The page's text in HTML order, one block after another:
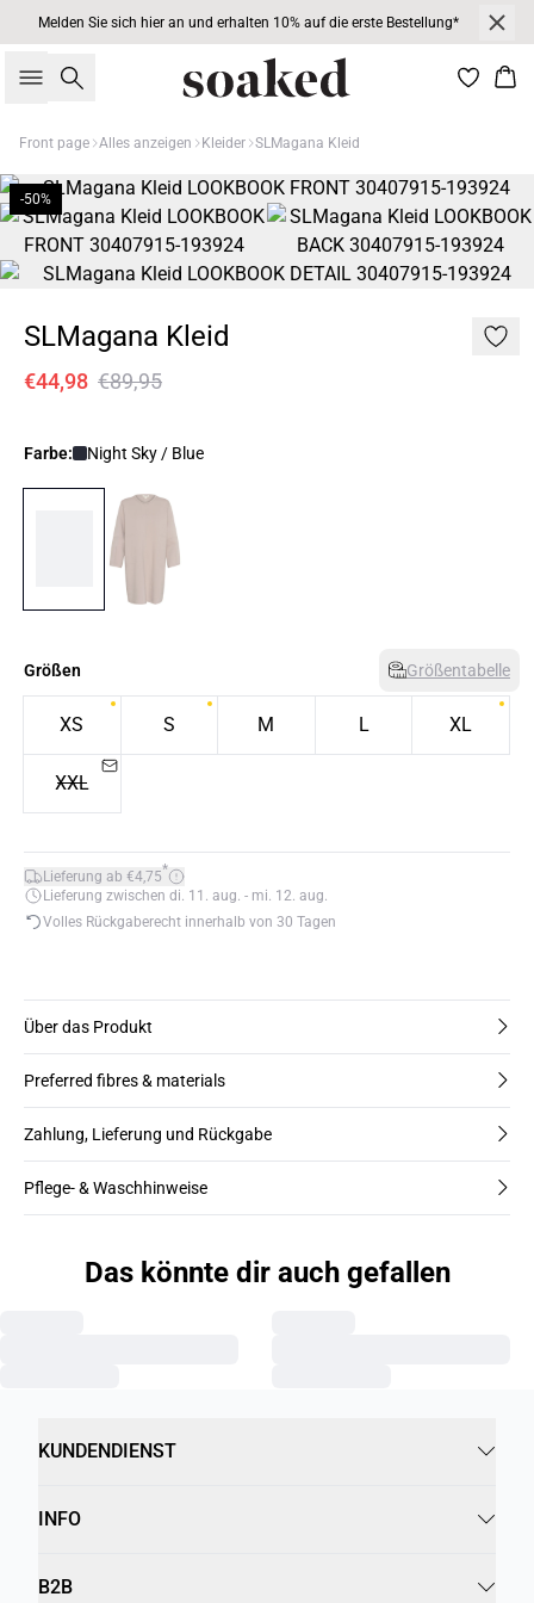
Melden Sie sich hier an und erhalten 10% auf die erste Bestellung*
Suche
Front page Alles anzeigen Kleider SLMagana Kleid
-50%
SLMagana Kleid
€44,98 €89,95
Farbe: Night Sky / Blue
Größen Größentabelle
XS S M L XL
XXL
Lieferung ab €4,75*
Lieferung zwischen di. 11. aug. - mi. 12. aug.
Volles Rückgaberecht innerhalb von 30 Tagen
Über das Produkt
Preferred fibres & materials
Zahlung, Lieferung und Rückgabe
Pflege- & Waschhinweise
Das könnte dir auch gefallen
KUNDENDIENST
INFO
B2B